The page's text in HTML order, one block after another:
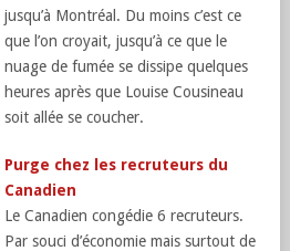
jusqu’à Montréal. Du moins c’est ce
que l’on croyait, jusqu’à ce que le
nuage de fumée se dissipe quelques
heures après que Louise Cousineau
soit allée se coucher.
Purge chez les recruteurs du
Canadien
Le Canadien congédie 6 recruteurs.
Par souci d’économie mais surtout de